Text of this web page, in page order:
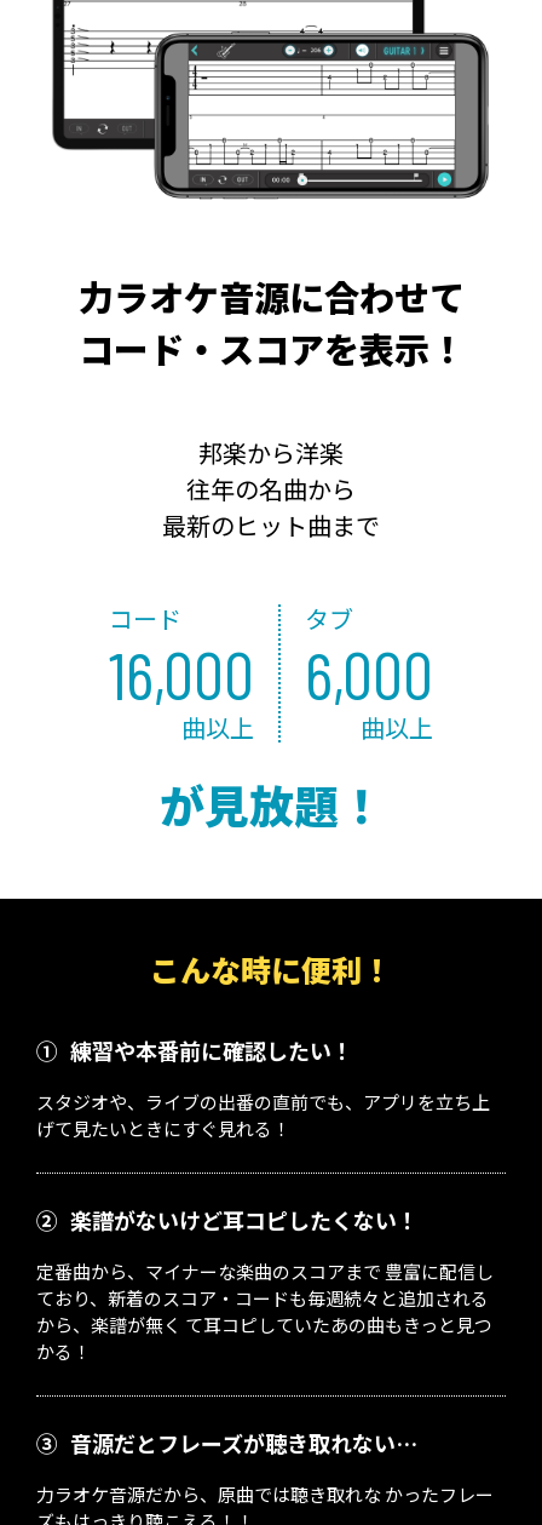
力ラオケ音源に合わせて
コード・スコアを表示！
邦楽から洋楽
往年の名曲から
最新のヒット曲まで
コード
16,000
曲以上
タブ
6,000
曲以上
が見放題！
こんな時に便利！
① 練習や本番前に確認したい！
スタジオや、ライブの出番の直前でも、アプリを立ち上
げて見たいときにすぐ見れる！
② 楽譜がないけど耳コピしたくない！
定番曲から、マイナーな楽曲のスコアまで 豊富に配信し
ており、新着のスコア・コードも毎週続々と追加される
から、楽譜が無く て耳コピしていたあの曲もきっと見つ
かる！
③ 音源だとフレーズが聴き取れない…
力ラオケ音源だから、原曲では聴き取れな かったフレー